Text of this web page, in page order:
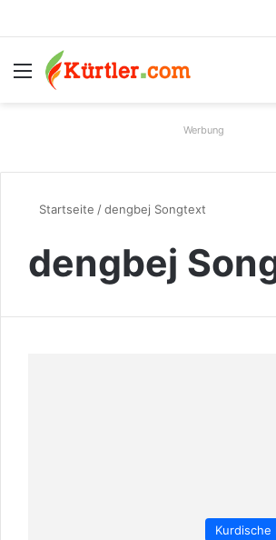
Menü
Werbung
Startseite /dengbej Songtext
dengbej
Kurdische